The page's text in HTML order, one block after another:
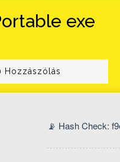
exe
Hozzászólás
📡 Hash Check: